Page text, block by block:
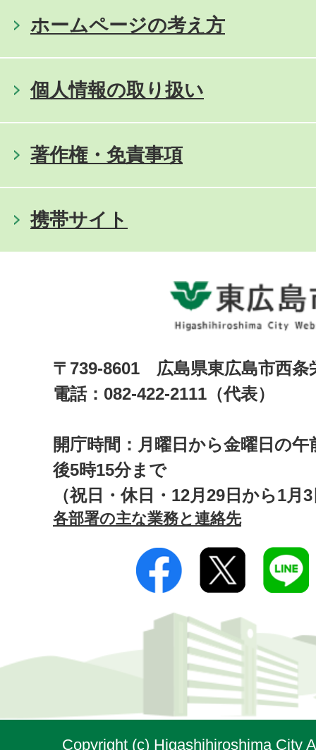
ホームページの考え方
個人情報の取り扱い
著作権・免責事項
携帯サイト
〒739-8601 広島県東広島市西
電話：082-422-2111（代表）
開庁時間：月曜日から金曜日の午
後5時15分まで
（祝日・休日・12月29日から1月
各部署の主な業務と連絡先
Copyright (c) Higashihiroshima City